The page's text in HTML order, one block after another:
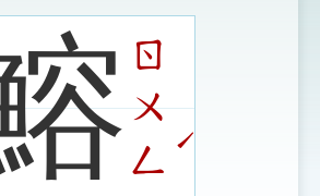
示
ㄖ
ㄨ
ㄥ
ˊ